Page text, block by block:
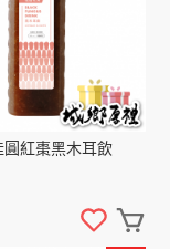
圓紅棗黑木耳飲